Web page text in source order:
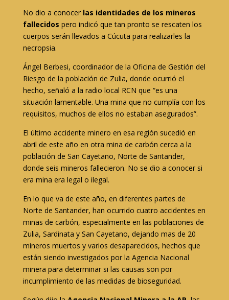
No dio a conocerlas identidades de los mineros
fallecidos pero indicó que tan pronto se rescaten los
cuerpos serán llevados a Cúcuta para realizarles la
necropsia.
Ángel Berbesi, coordinador de la Oficina de Gestión del
Riesgo de la población de Zulia, donde ocurrió el
hecho, señaló a la radio local RCN que “es una
situación lamentable. Una mina que no cumplía con los
requisitos, muchos de ellos no estaban asegurados”.
El último accidente minero en esa región sucedió en
abril de este año en otra mina de carbón cerca a la
población de San Cayetano, Norte de Santander,
donde seis mineros fallecieron. No se dio a conocer si
era mina era legal o ilegal.
En lo que va de este año, en diferentes partes de
Norte de Santander, han ocurrido cuatro accidentes en
minas de carbón, especialmente en las poblaciones de
Zulia, Sardinata y San Cayetano, dejando mas de 20
mineros muertos y varios desaparecidos, hechos que
están siendo investigados por la Agencia Nacional
minera para determinar si las causas son por
incumplimiento de las medidas de bioseguridad.